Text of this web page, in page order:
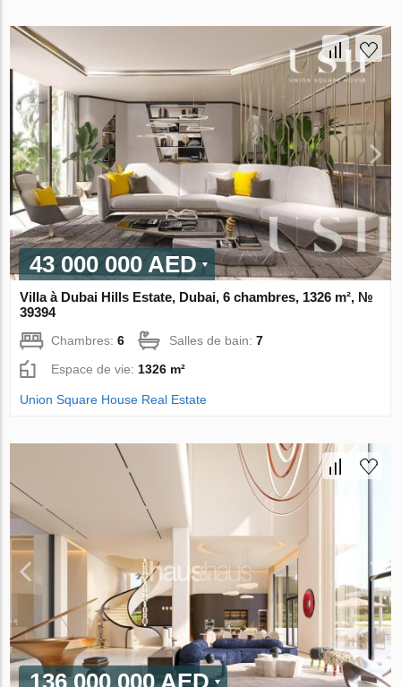
43 000 000 AED
Villa à Dubai Hills Estate, Dubai, 6 chambres, 1326 m², №
39394
Chambres:6 Salles de bain:7
Espace de vie: 1326 m²
Union Square House Real Estate
136 000 000 AED